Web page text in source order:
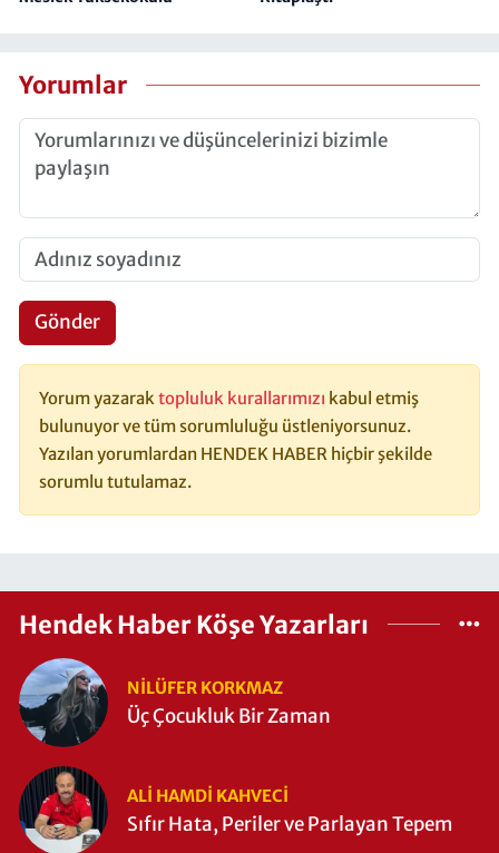
Yorumlar
Gönder
Yorum yazarak topluluk kurallarımızı kabul etmiş
bulunuyor ve tüm sorumluluğu üstleniyorsunuz.
Yazılan yorumlardan HENDEK HABER hiçbir şekilde
sorumlu tutulamaz.
Hendek Haber Köşe Yazarları
NILÜFER KORKMAZ
Üç Çocukluk Bir Zaman
ALI HAMDI KAHVECİ
Sıfır Hata, Periler ve Parlayan Tepem